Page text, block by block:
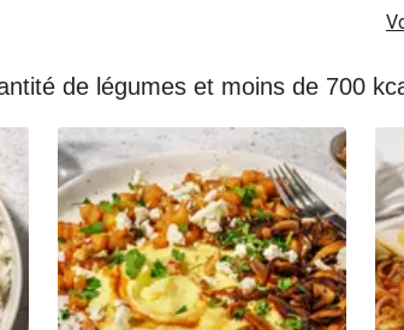
de légumes et moins de 700